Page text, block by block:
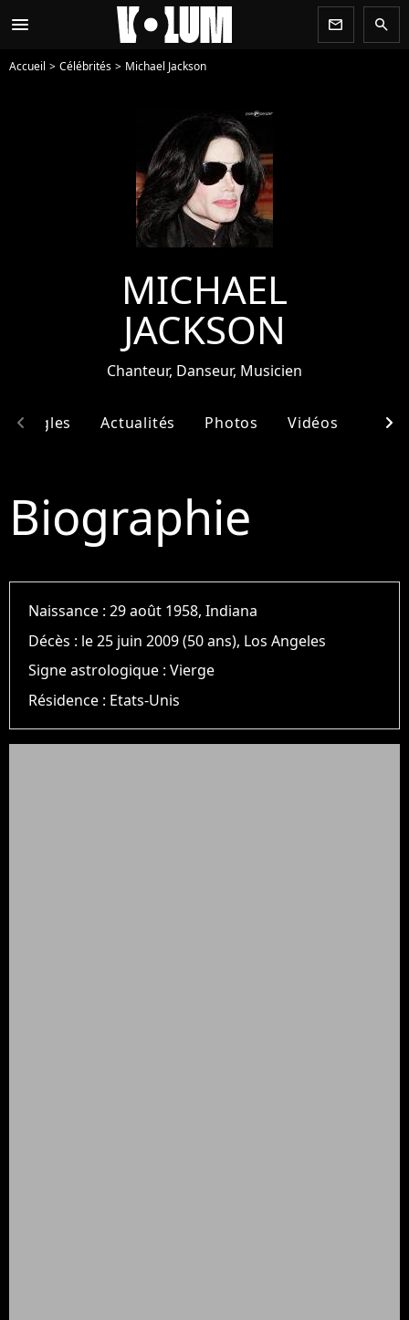
menu newsletter search
Accueil Célébrités Michael Jackson
MICHAEL
JACKSON
Chanteur, Danseur, Musicien
Singles Actualités Photos Vidéos
chevron_left chevron_right
Biographie
Naissance :29 août 1958, Indiana
Décès : le 25 juin 2009 (50 ans), Los Angeles
Signe astrologique :Vierge
Résidence : Etats-Unis